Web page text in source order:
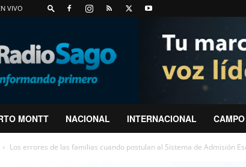
VIVO
MONTT NACIONAL INTERNACIONAL
Los errores de las familias cuando postulan al Sistema de Admisión